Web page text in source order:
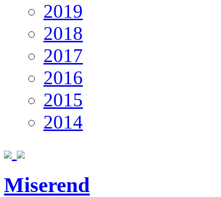
2019
2018
2017
2016
2015
2014
Miserend